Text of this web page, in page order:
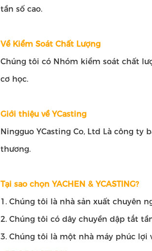
tần số cao.
Về Kiểm Soát Chất Lượng
Chúng tôi có Nhóm kiểm soát chất
cơ học.
Giới thiệu về YCasting
Ningguo YCasting Co, Ltd Là công ty
thương.
Tại sao chọn YACHEN & YCASTING?
1. Chúng tôi là nhà sản xuất chuyên
2. Chúng tôi có dây chuyền dập tắt
3. Chúng tôi là một nhà máy phúc lợi